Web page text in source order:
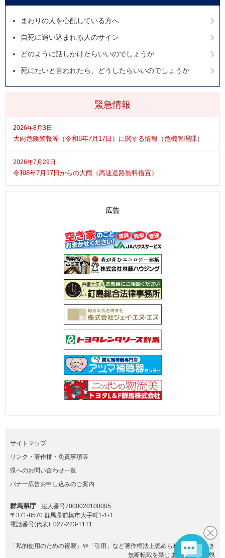
緊急情報
2026年8月3日
大雨危険警報等（令和8年7月17日）に関する情報（危機管理課）
2026年7月29日
令和8年7月17日からの大雨（高速道路無料措置）
まわりの人を心配している方へ
自死に追い込まれる人のサイン
どのように話しかけたらいいのでしょうか
死にたいと言われたら、どうしたらいいのでしょうか
広告
サイトマップ
リンク・著作権・免責事項等
県へのお問い合わせ一覧
バナー広告お申し込みのご案内
群馬県庁
法人番号7000020100005
〒371-8570 群馬県前橋市大手町1-1-1
電話番号(代表): 027-223-1111
「私的使用のための複製」や「引用」など著作権法上認められた場合を除き
無断転載を禁じます。(C)群馬県